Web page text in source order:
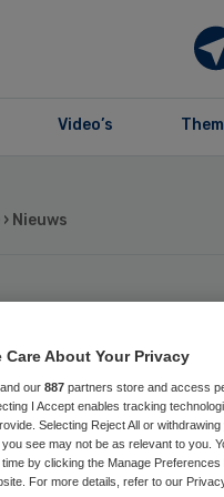
Video’s
› Nieuws
Care About Your Privacy
our 887 partners store and access
I Accept enables tracking
Selecting Reject All or
see may not be as relevant to you.
by clicking the Manage
For more details, refer to our